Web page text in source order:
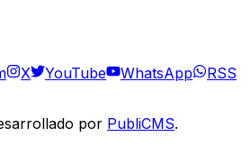
X YouTube WhatsApp RSS
por PubliCMS.